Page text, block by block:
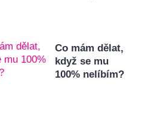
Co mám dělat,
když se mu
100% nelíbím?